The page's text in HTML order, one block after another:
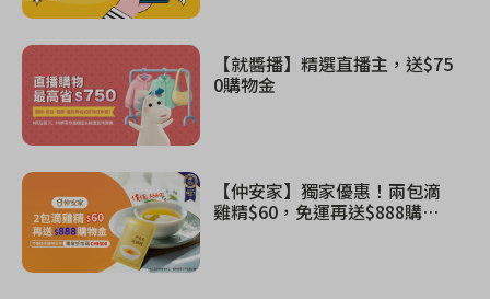
【就醬播】精選直播主，送$75
0購物金
【仲安家】獨家優惠！兩包滴
雞精$60，免運再送$888購物